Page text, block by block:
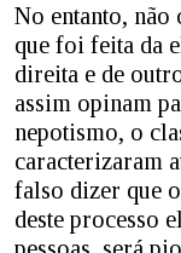
No entanto,
que foi feita da
direita e de
assim opinam
nepotismo, o
caracterizaram
falso dizer que
deste processo